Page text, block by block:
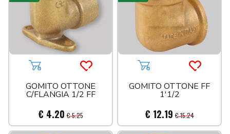
Aggiungi al carrelloAcquista più tardi
GOMITO OTTONE
C/FLANGIA 1/2 FF
€ 4.20 € 5.25
Aggiungi al carrello
GOMITO OTTONE FF
1'1/2
€ 12.19 € 15.24